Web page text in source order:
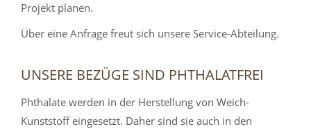
Projekt planen.
Über eine Anfrage freut sich unsere Service-Abteilung.
UNSERE BEZÜGE SIND PHTHALATFREI
Phthalate werden in der Herstellung von Weich-
Kunststoff eingesetzt. Daher sind sie auch in den